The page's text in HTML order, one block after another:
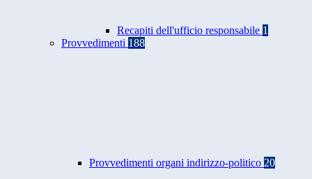
Recapiti dell'ufficio responsabile 1
Provvedimenti 188
Provvedimenti organi indirizzo-politico 20